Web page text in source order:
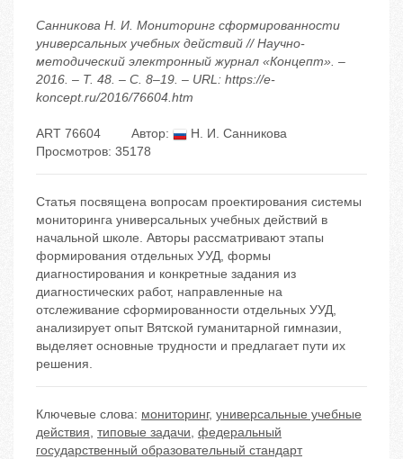
Санникова Н. И. Мониторинг сформированности
универсальных учебных действий // Научно-
методический электронный журнал «Концепт». –
2016. – Т. 48. – С. 8–19. – URL: https://e-
koncept.ru/2016/76604.htm
ART 76604 Автор:
Н. И. Санникова
Просмотров: 35178
Статья посвящена вопросам проектирования системы
мониторинга универсальных учебных действий в
начальной школе. Авторы рассматривают этапы
формирования отдельных УУД, формы
диагностирования и конкретные задания из
диагностических работ, направленные на
отслеживание сформированности отдельных УУД,
анализирует опыт Вятской гуманитарной гимназии,
выделяет основные трудности и предлагает пути их
решения.
Ключевые слова: мониторинг, универсальные учебные
действия, типовые задачи, федеральный
государственный образовательный стандарт